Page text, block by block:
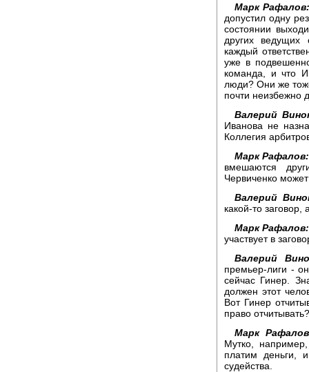
Марк Рафалов:
допустил одну
состоянии
других ведущих
каждый
уже в
команда, и что
люди? Они же
почти неизбежно
Валерий
Иванова не
Коллегия
Марк Рафалов:
вмешаются
Червиченко
Валерий
какой-то
Марк Рафалов:
участвует в
Валерий
премьер-лиги -
сейчас Гинер.
должен этот
Вот Гинер
право отчитывать?
Марк
Мутко,
платим деньги,
судейства.